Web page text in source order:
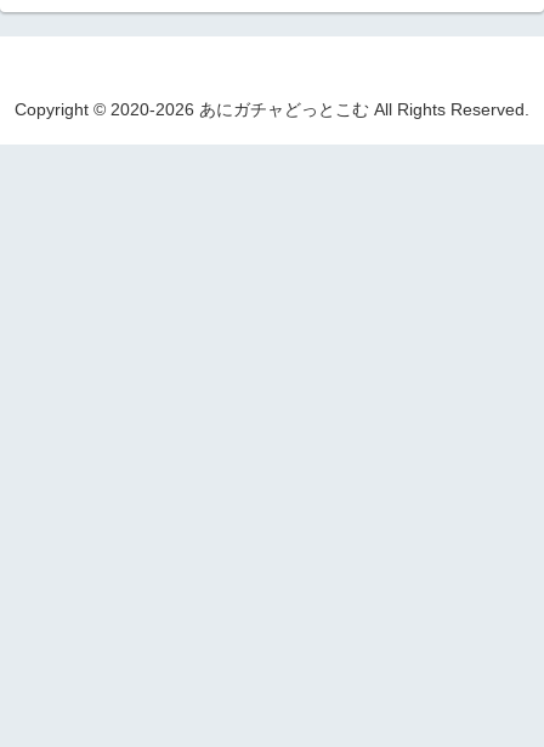
Copyright © 2020-2026 あにガチャどっとこむ All Rights Reserved.